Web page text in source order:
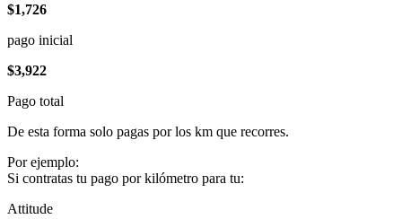
$1,726
pago inicial
$3,922
Pago total
De esta forma solo pagas por los km que recorres.
Por ejemplo:
Si contratas tu pago por kilómetro para tu:
Attitude